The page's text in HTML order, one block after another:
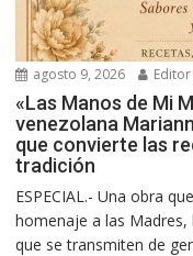
agosto 9, 2026 Editor
«Las Manos de Mi
venezolana
que convierte las
tradición
ESPECIAL.- Una obra
homenaje a las
que se transmiten de